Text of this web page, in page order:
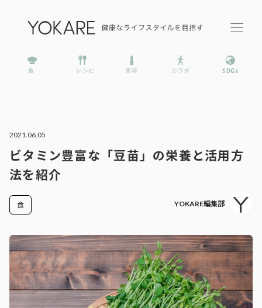
2021.06.05
ビタミン豊富な「豆苗」の栄養と活用方
法を紹介
食 YOKARE編集部